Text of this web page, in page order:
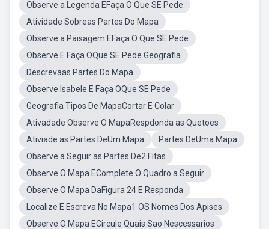
Observe a Legenda EFaça O Que SE Pede
Atividade Sobreas Partes Do Mapa
Observe a Paisagem EFaça O Que SE Pede
Observe E Faça OQue SE Pede Geografia
Descrevaas Partes Do Mapa
Observe Isabele E Faça OQue SE Pede
Geografia Tipos De MapaCortar E Colar
Ativadade Observe O MapaRespdonda as Quetoes
Ativiade as Partes DeUm Mapa
Partes DeUma Mapa
Observe a Seguir as Partes De2 Fitas
Observe O Mapa EComplete O Quadro a Seguir
Observe O Mapa DaFigura 24 E Responda
Localize E Escreva No Mapa1 OS Nomes Dos Apises
Observe O Mapa ECircule Quais Sao Nescessarios